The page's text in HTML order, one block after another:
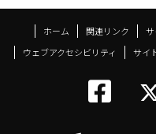
ホーム 関連リンク
ウェブアクセシビリティ
サイ
ト